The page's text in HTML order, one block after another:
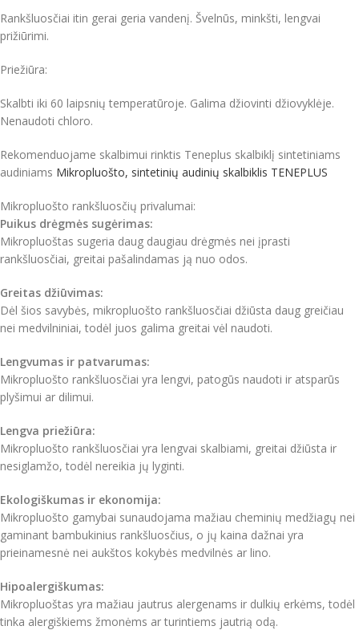
Rankšluosčiai itin gerai geria vandenį. Švelnūs, minkšti, lengvai
prižiūrimi.
Priežiūra:
Skalbti iki 60 laipsnių temperatūroje. Galima džiovinti džiovyklėje.
Nenaudoti chloro.
Rekomenduojame skalbimui rinktis Teneplus skalbiklį sintetiniams
audiniams Mikropluošto, sintetinių audinių skalbiklis TENEPLUS
Mikropluošto rankšluosčių privalumai:
Puikus drėgmės sugėrimas:
Mikropluoštas sugeria daug daugiau drėgmės nei įprasti
rankšluosčiai, greitai pašalindamas ją nuo odos.
Greitas džiūvimas:
Dėl šios savybės, mikropluošto rankšluosčiai džiūsta daug greičiau
nei medvilniniai, todėl juos galima greitai vėl naudoti.
Lengvumas ir patvarumas:
Mikropluošto rankšluosčiai yra lengvi, patogūs naudoti ir atsparūs
plyšimui ar dilimui.
Lengva priežiūra:
Mikropluošto rankšluosčiai yra lengvai skalbiami, greitai džiūsta ir
nesiglamžo, todėl nereikia jų lyginti.
Ekologiškumas ir ekonomija:
Mikropluošto gamybai sunaudojama mažiau cheminių medžiagų nei
gaminant bambukinius rankšluosčius, o jų kaina dažnai yra
prieinamesnė nei aukštos kokybės medvilnės ar lino.
Hipoalergiškumas:
Mikropluoštas yra mažiau jautrus alergenams ir dulkių erkėms, todėl
tinka alergiškiems žmonėms ar turintiems jautrią odą.